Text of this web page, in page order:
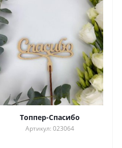
Топпер-Спасибо
Артикул: 023064